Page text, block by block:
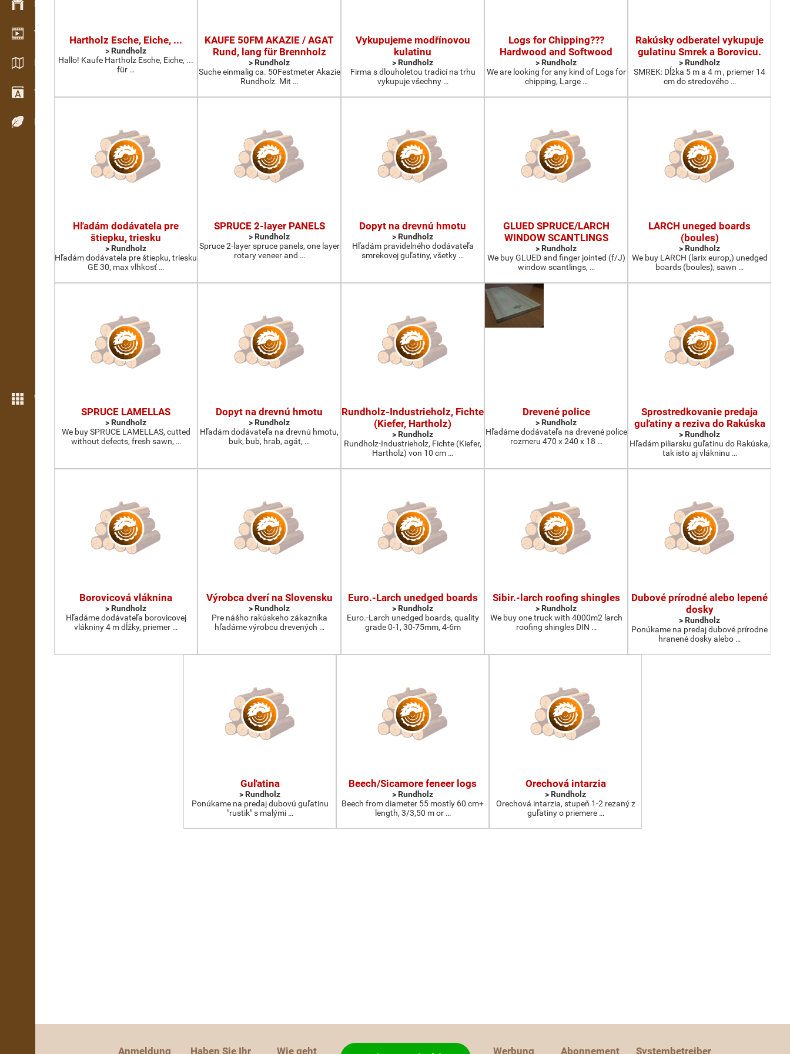
Bestandsmanagement
Video Showroom
Kataloge / Broschüren
Wörterbuch
Holzarten
Weitere Funktionen
Hartholz Esche, Eiche, ...
> Rundholz
Hallo! Kaufe Hartholz Esche, Eiche, ...
für …
KAUFE 50FM AKAZIE / AGAT
Rund, lang für Brennholz
> Rundholz
Suche einmalig ca. 50Festmeter Akazie
Rundholz. Mit …
Vykupujeme modřínovou
kulatinu
> Rundholz
Firma s dlouholetou tradicí na trhu
vykupuje všechny …
Logs for Chipping???
Hardwood and Softwood
> Rundholz
We are looking for any kind of Logs for
chipping, Large …
Rakúsky odberatel vykupuje
gulatinu Smrek a Borovicu.
> Rundholz
SMREK: Dĺžka 5 m a 4 m , priemer 14
cm do stredového …
Hľadám dodávatela pre
štiepku, triesku
> Rundholz
Hľadám dodávatela pre štiepku, triesku
GE 30, max vlhkosť …
SPRUCE 2-layer PANELS
> Rundholz
Spruce 2-layer spruce panels, one layer
rotary veneer and …
Dopyt na drevnú hmotu
> Rundholz
Hľadám pravidelného dodávateľa
smrekovej guľatiny, všetky …
GLUED SPRUCE/LARCH
WINDOW SCANTLINGS
> Rundholz
We buy GLUED and finger jointed (f/J)
window scantlings, …
LARCH uneged boards
(boules)
> Rundholz
We buy LARCH (larix europ,) unedged
boards (boules), sawn …
SPRUCE LAMELLAS
> Rundholz
We buy SPRUCE LAMELLAS, cutted
without defects, fresh sawn, …
Dopyt na drevnú hmotu
> Rundholz
Hľadám dodávateľa na drevnú hmotu,
buk, bub, hrab, agát, …
Rundholz-Industrieholz, Fichte
(Kiefer, Hartholz)
> Rundholz
Rundholz-Industrieholz, Fichte (Kiefer,
Hartholz) von 10 cm …
Drevené police
> Rundholz
Hľadáme dodávateľa na drevené police
rozmeru 470 x 240 x 18 …
Sprostredkovanie predaja
guľatiny a reziva do Rakúska
> Rundholz
Hľadám piliarsku guľatinu do Rakúska,
tak isto aj vlákninu …
Borovicová vláknina
> Rundholz
Hľadáme dodávateľa borovicovej
vlákniny 4 m dĺžky, priemer …
Výrobca dverí na Slovensku
> Rundholz
Pre nášho rakúskeho zákazníka
hľadáme výrobcu drevených …
Euro.-Larch unedged boards
> Rundholz
Euro.-Larch unedged boards, quality
grade 0-1, 30-75mm, 4-6m
Sibir.-larch roofing shingles
> Rundholz
We buy one truck with 4000m2 larch
roofing shingles DIN …
Dubové prírodné alebo lepené
dosky
> Rundholz
Ponúkame na predaj dubové prírodne
hranené dosky alebo …
Guľatina
> Rundholz
Ponúkame na predaj dubovú guľatinu
"rustik" s malými …
Beech/Sicamore feneer logs
> Rundholz
Beech from diameter 55 mostly 60 cm+
length, 3/3,50 m or …
Orechová intarzia
> Rundholz
Orechová intarzia, stupeň 1-2 rezaný z
guľatiny o priemere …
Anmeldung Haben Sie Ihr Wie geht Werbung Abonnement Systembetreiber